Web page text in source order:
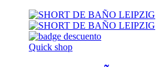
Quick shop